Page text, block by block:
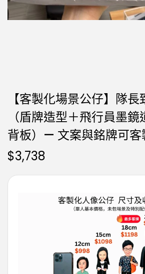
【客製化場景公仔】隊
（盾牌造型＋飛行員墨
背板）— 文案與銘牌可客
$3,738